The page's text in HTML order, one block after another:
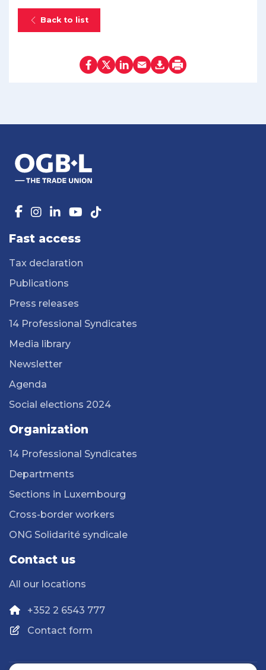
Back to list
Fast access
Tax declaration
Publications
Press releases
14 Professional Syndicates
Media library
Newsletter
Agenda
Social elections 2024
Organization
14 Professional Syndicates
Departments
Sections in Luxembourg
Cross-border workers
ONG Solidarité syndicale
Contact us
All our locations
+352 2 6543 777
Contact form